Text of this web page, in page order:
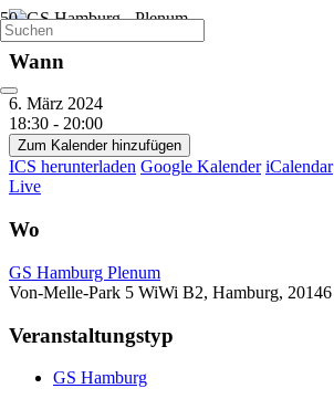
Wann
6. März 2024
18:30 - 20:00
Zum Kalender hinzufügen
ICS herunterladen Google Kalender iCalendar
Live
Wo
GS Hamburg Plenum
Von-Melle-Park 5 WiWi B2, Hamburg, 20146
Veranstaltungstyp
GS Hamburg